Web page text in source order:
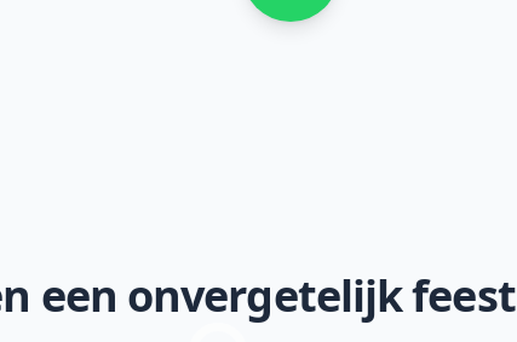
een onvergetelijk feest